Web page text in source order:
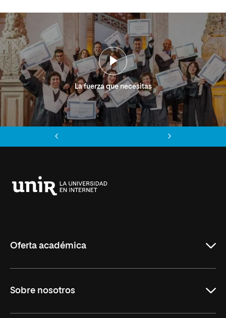
La fuerza que necesitas
Oferta académica
Másteres Oficiales
Sobre nosotros